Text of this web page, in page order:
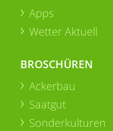
Apps
Wetter Aktuell
BROSCHÜREN
Ackerbau
Saatgut
Sonderkulturen